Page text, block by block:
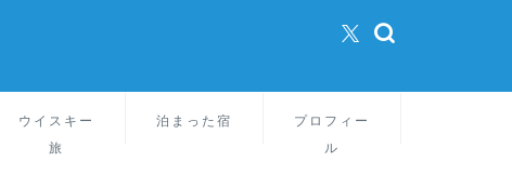
ウイスキー
旅
泊まった宿
プロフィー
ル